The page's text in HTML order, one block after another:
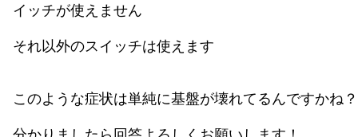
イッチが使えません
それ以外のスイッチは使えます
このような症状は単純に基盤が壊れてるんですかね？